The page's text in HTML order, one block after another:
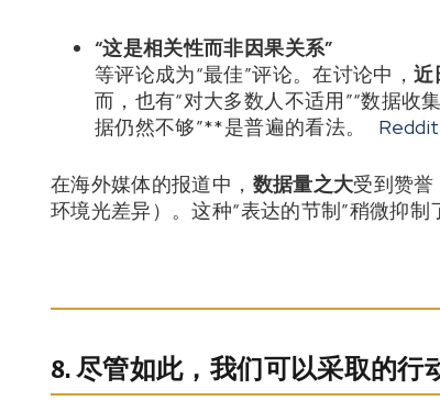
“这是相关性而非因果关系”
等评论成为“最佳”评论。在讨论中， 近
而，也有“对大多数人不适用”“数据收
据仍然不够”**是普遍的看法。
Reddit
在海外媒体的报道中， 数据量之大受到赞
环境光差异）。这种“表达的节制”稍微抑制
8. 尽管如此，我们可以采取的行